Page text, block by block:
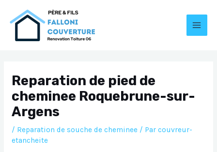
Reparation de pied de
cheminee Roquebrune-sur-
Argens
/ Reparation de souche de cheminee/ Par couvreur-
etancheite